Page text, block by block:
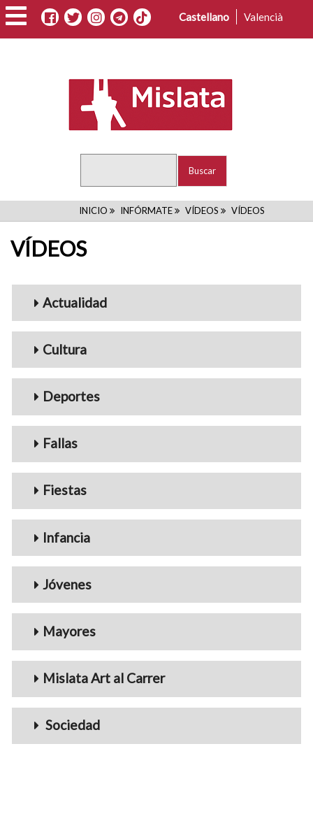
Pasar
al
contenido
Castellano Valencià
RUTA
INICIO INFÓRMATE VÍDEOS VÍDEOS
VÍDEOS
Menu_Videos
Actualidad
Cultura
Deportes
Fallas
Fiestas
Infancia
Jóvenes
Mayores
Mislata Art al Carrer
Sociedad